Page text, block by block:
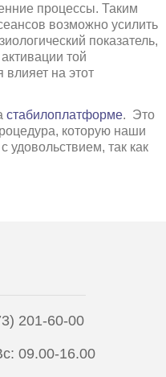
процессы. Таким
возможно усилить
показатель,
той
влияет на этот
стабилоплатформе. Это
которую наши
удовольствием, так как
201-60-00
09.00-16.00